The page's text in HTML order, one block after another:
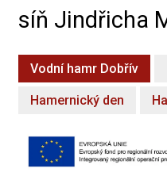
síň Jindřicha
Vodní hamr Dobřív
Hamernický den